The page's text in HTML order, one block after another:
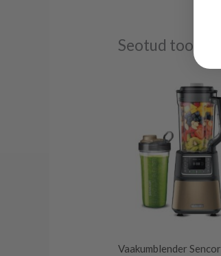
Seotud tooted
Vaakumblender Sencor